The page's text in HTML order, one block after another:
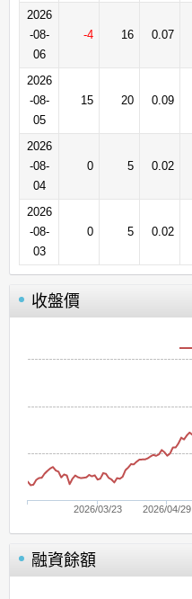
2026
-08-
06
-4 16 0.07
2026
-08-
05
15 20 0.09
2026
-08-
04
0 5 0.02
2026
-08-
03
0 5 0.02
收盤價
2026/03/23 2026/04/29
融資餘額